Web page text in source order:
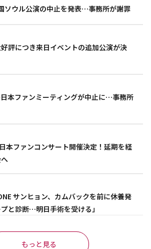
ソウル公演の中止を発表…事務所が謝罪
評につき来日イベントの追加公演が決
日本ファンミーティングが中止に…事務所
本ファンコンサート開催決定！延期を経
サンヒョン、カムバックを前に休養発
と診断…明日手術を受ける」
もっと見る